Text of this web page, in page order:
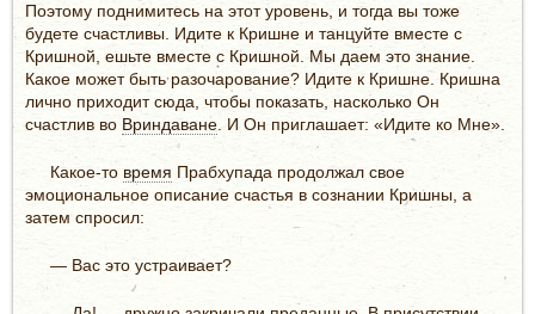
Поэтому поднимитесь на этот уровень, и тогда вы тоже
будете счастливы. Идите к Кришне и танцуйте вместе с
Кришной, ешьте вместе с Кришной. Мы даем это знание.
Какое может быть разочарование? Идите к Кришне. Кришна
лично приходит сюда, чтобы показать, насколько Он
счастлив во Вриндаване. И Он приглашает: «Идите ко Мне».
Какое-то время Прабхупада продолжал свое
эмоциональное описание счастья в сознании Кришны, а
затем спросил:
— Вас это устраивает?